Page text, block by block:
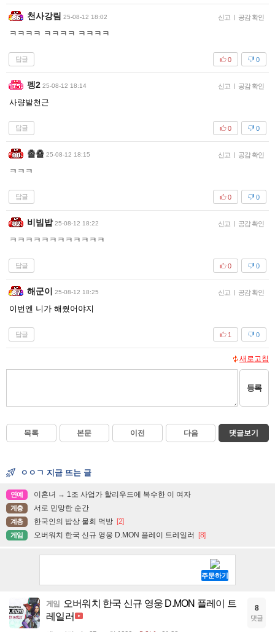
천사강림 25-08-12 18:02 신고 | 공감 확인
ㅋㅋㅋㅋ ㅋㅋㅋㅋ ㅋㅋㅋㅋ
답글 0
0
펭2 25-08-12 18:14 신고 | 공감 확인
사량발천근
답글 0
0
촐춀 25-08-12 18:15 신고 | 공감 확인
ㅋㅋㅋ
답글 0
0
비빔밥 25-08-12 18:22 신고 | 공감 확인
ㅋㅋㅋㅋㅋㅋㅋㅋㅋㅋㅋㅋ
답글 0
0
해군이 25-08-12 18:25 신고 | 공감 확인
이번엔 니가 해줬어야지
답글 0
1
새로고침
등록
목록 본문 이전 다음 댓글보기
ㅇㅇㄱ 지금 뜨는 글
연예 이혼녀 → 1조 사업가 할리우드에 복수한 이 여자
계층 서로 민망한 순간
계층 한국인의 밥상 물회 먹방 [2]
게임 오버워치 한국 신규 영웅 D.MON 플레이 트레일러 [8]
게임
오버워치 한국 신규 영웅 D.MON 플레이 트
레일러
8
댓글